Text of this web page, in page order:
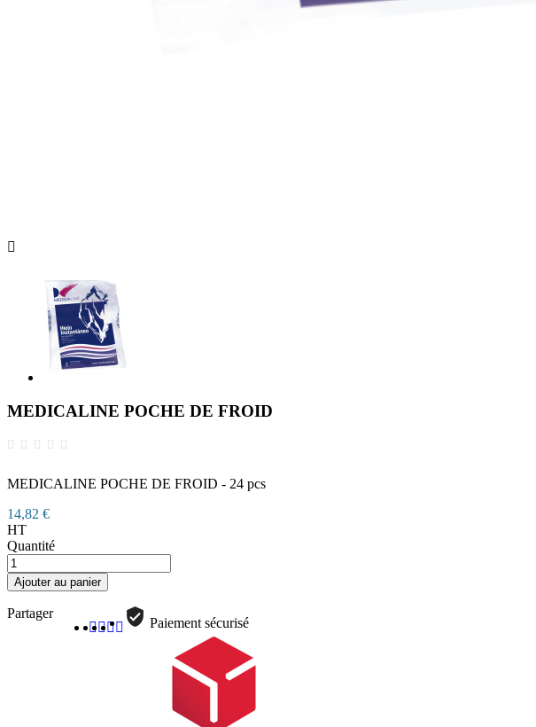

MEDICALINE POCHE DE FROID
MEDICALINE POCHE DE FROID - 24 pcs
14,82 €
HT
Quantité
Ajouter au panier
Partager
Paiement sécurisé